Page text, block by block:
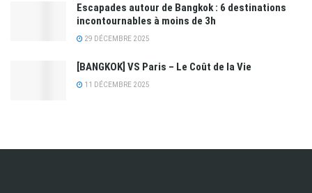
Escapades autour de Bangkok : 6 destinations
incontournables à moins de 3h
29 DÉCEMBRE 2025
[BANGKOK] VS Paris – Le Coût de la Vie
11 DÉCEMBRE 2025